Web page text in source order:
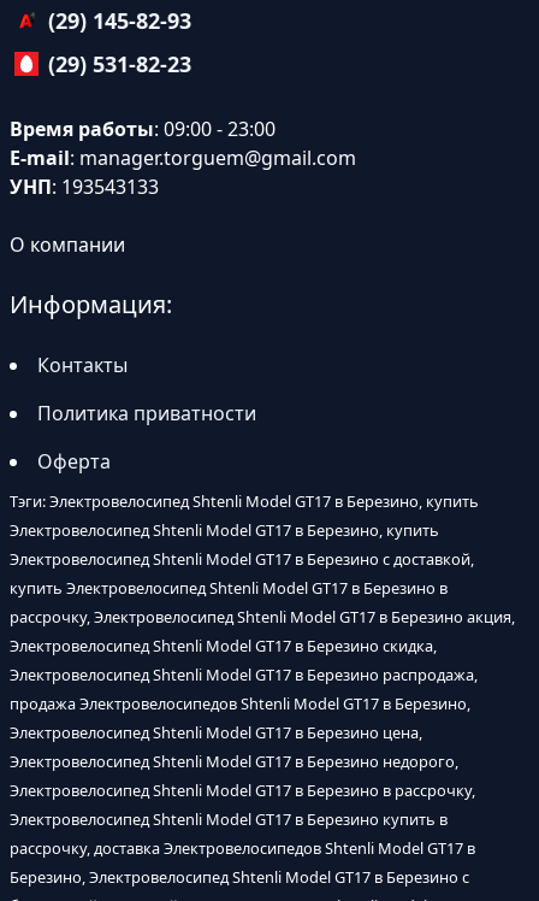
(29) 145-82-93
(29) 531-82-23
Время работы: 09:00 - 23:00
E-mail: manager.torguem@gmail.com
УНП: 193543133
О компании
Информация:
Контакты
Политика приватности
Оферта
Тэги: Электровелосипед Shtenli Model GT17 в Березино, купить
Электровелосипед Shtenli Model GT17 в Березино, купить
Электровелосипед Shtenli Model GT17 в Березино с доставкой,
купить Электровелосипед Shtenli Model GT17 в Березино в
рассрочку, Электровелосипед Shtenli Model GT17 в Березино акция,
Электровелосипед Shtenli Model GT17 в Березино скидка,
Электровелосипед Shtenli Model GT17 в Березино распродажа,
продажа Электровелосипедов Shtenli Model GT17 в Березино,
Электровелосипед Shtenli Model GT17 в Березино цена,
Электровелосипед Shtenli Model GT17 в Березино недорого,
Электровелосипед Shtenli Model GT17 в Березино в рассрочку,
Электровелосипед Shtenli Model GT17 в Березино купить в
рассрочку, доставка Электровелосипедов Shtenli Model GT17 в
Березино, Электровелосипед Shtenli Model GT17 в Березино с